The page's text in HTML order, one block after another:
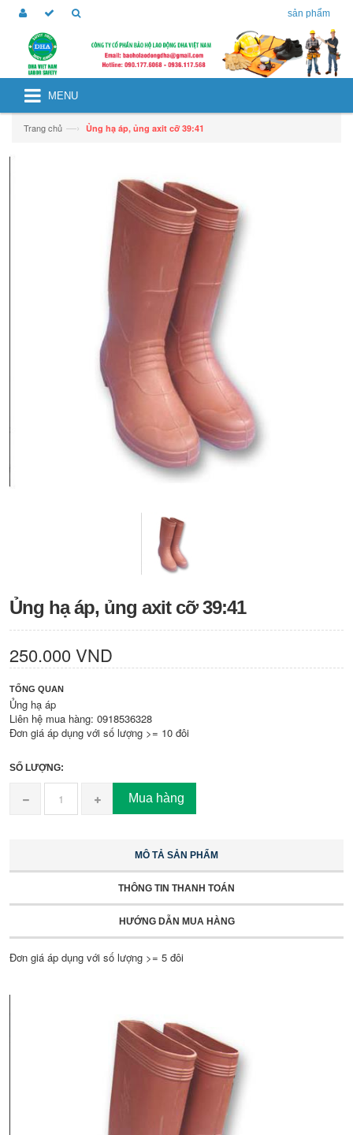
sản phẩm
MENU
Trang chủ —› Ủng hạ áp, ủng axit cỡ 39:41
Ủng hạ áp, ủng axit cỡ 39:41
250.000 VND
TỔNG QUAN
Ủng hạ áp
Liên hệ mua hàng: 0918536328
Đơn giá áp dụng với số lượng >= 10 đôi
SỐ LƯỢNG:
Mua hàng
MÔ TẢ SẢN PHẨM
THÔNG TIN THANH TOÁN
HƯỚNG DẪN MUA HÀNG
Đơn giá áp dụng với số lượng >= 5 đôi